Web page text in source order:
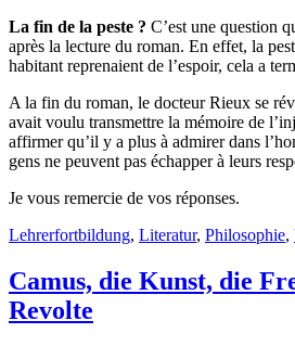
La fin de la peste ? C’est une question
après la lecture du roman. En effet, la
habitant reprenaient de l’espoir, cela a
A la fin du roman, le docteur Rieux se
avait voulu transmettre la mémoire de
affirmer qu’il y a plus à admirer dans
gens ne peuvent pas échapper à leurs
Je vous remercie de vos réponses.
Lehrerfortbildung, Literatur, Philosophie,
Camus, die Kunst, die
Revolte